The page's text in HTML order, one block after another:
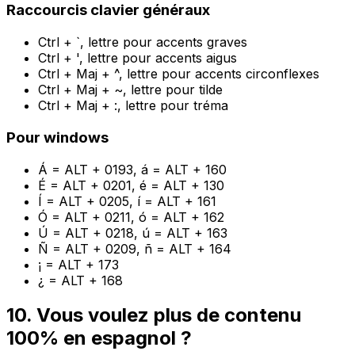
Raccourcis clavier généraux
Ctrl + `, lettre pour accents graves
Ctrl + ', lettre pour accents aigus
Ctrl + Maj + ^, lettre pour accents circonflexes
Ctrl + Maj + ~, lettre pour tilde
Ctrl + Maj + :, lettre pour tréma
Pour windows
Á = ALT + 0193, á = ALT + 160
É = ALT + 0201, é = ALT + 130
Í = ALT + 0205, í = ALT + 161
Ó = ALT + 0211, ó = ALT + 162
Ú = ALT + 0218, ú = ALT + 163
Ñ = ALT + 0209, ñ = ALT + 164
¡ = ALT + 173
¿ = ALT + 168
10. Vous voulez plus de contenu
100% en espagnol ?